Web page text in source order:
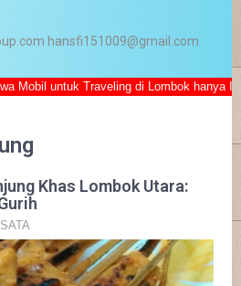
hansfi151009@gmail.com
untuk Traveling di Lombok hanya
Khas Lombok Utara: